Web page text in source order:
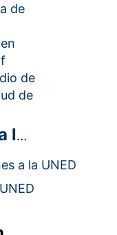
de
de
de
Donación de activos a la UNED
a la UNED